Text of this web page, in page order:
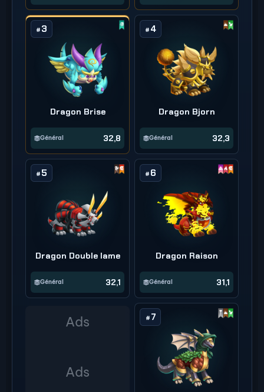
# 3
Dragon Brise
Général 32,8
# 4
Dragon Bjorn
Général 32,3
# 5
Dragon Double lame
Général 32,1
# 6
Dragon Raison
Général 31,1
# 7